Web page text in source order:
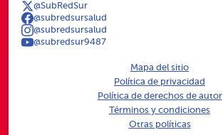
@SubRedSur
@subredsursalud
@subredsursalud
@subredsur9487
Mapa del sitio
Política de privacidad
Política de derechos de autor
Términos y condiciones
Otras políticas